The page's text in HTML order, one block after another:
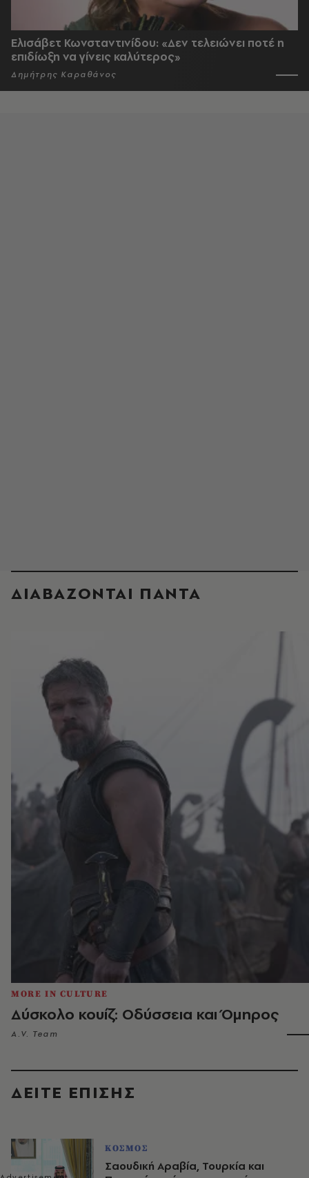
Ελισάβετ Κωνσταντινίδου: «Δεν τελειώνει ποτέ η
επιδίωξη να γίνεις καλύτερος»
Δημήτρης Καραθάνος
ΔΙΑΒΑΖΟΝΤΑΙ ΠΑΝΤΑ
MORE IN CULTURE
Δύσκολο κουίζ: Οδύσσεια και Όμηρος
A.V. Team
ΔΕΙΤΕ ΕΠΙΣΗΣ
ΚΟΣΜΟΣ
Σαουδική Αραβία, Τουρκία και